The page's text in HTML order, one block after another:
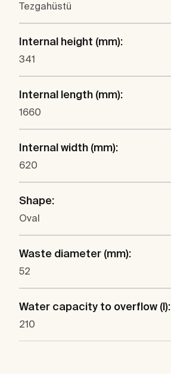
Tezgahüstü
Internal height (mm):
341
Internal length (mm):
1660
Internal width (mm):
620
Shape:
Oval
Waste diameter (mm):
52
Water capacity to overflow (l):
210